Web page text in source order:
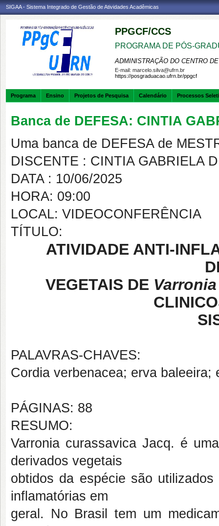
SIGAA - Sistema Integrado de Gestão de Atividades Acadêmicas
PPGCF/CCS
PROGRAMA DE PÓS-
ADMINISTRAÇÃO DO CENTRO
E-mail: marcelo.silva@ufrn.br
https://posgraduacao.ufrn.br/ppgcf
Programa Ensino Projetos de Pesquisa Calendário Processos
Banca de DEFESA: CINTIA
Uma banca de DEFESA de
DISCENTE : CINTIA GABRIELA
DATA : 10/06/2025
HORA: 09:00
LOCAL: VIDEOCONFERÊNCIA
TÍTULO:
ATIVIDADE ANTI-
VEGETAIS DE
PALAVRAS-CHAVES:
Cordia verbenacea; erva baleeira;
PÁGINAS: 88
RESUMO:
Varronia curassavica Jacq. é
derivados vegetais
obtidos da espécie são
inflamatórias em
geral. No Brasil tem um